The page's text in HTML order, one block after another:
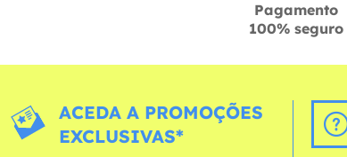
Pagamento
100% seguro
ACEDA A PROMOÇÕES
EXCLUSIVAS*